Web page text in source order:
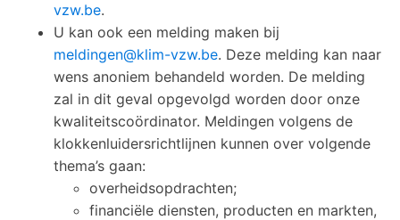
vzw.be.
U kan ook een melding maken bij
meldingen@klim-vzw.be. Deze melding kan naar
wens anoniem behandeld worden. De melding
zal in dit geval opgevolgd worden door onze
kwaliteitscoördinator. Meldingen volgens de
klokkenluidersrichtlijnen kunnen over volgende
thema’s gaan:
overheidsopdrachten;
financiële diensten, producten en markten,